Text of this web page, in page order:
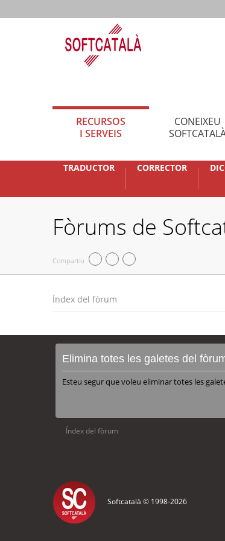
RECURSOS
I SERVEIS
CONEIXEU
TRADUCTOR CORRECTOR
Fòrums de
Compartiu
Índex del fòrum
Elimina totes les galetes del
Esteu segur que voleu eliminar totes les
Índex del fòrum
Softcatalà © 1998-2026